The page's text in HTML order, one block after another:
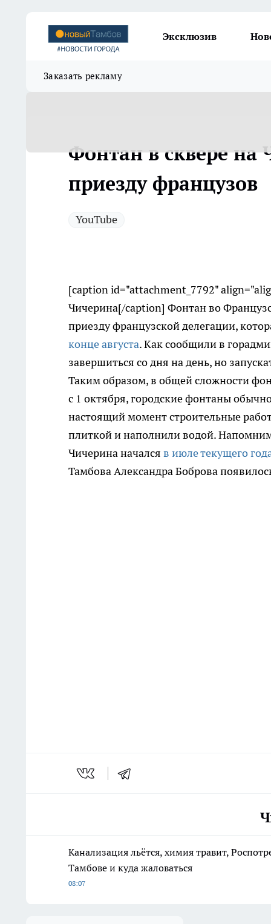
Эксклюзив
Заказать рекламу
Фонтан в сквере
приезду французов
YouTube
[caption id="attachment_7792"
Чичерина[/caption] Фонтан во
приезду французской делегации,
конце августа. Как сообщили в
завершиться со дня на день, но
Таким образом, в общей сложности
с 1 октября, городские фонтаны
настоящий момент строительные
плиткой и наполнили водой.
Чичерина начался в июле текущего
Тамбова Александра Боброва
Канализация льётся, химия травит,
Тамбове и куда жаловаться
08:07